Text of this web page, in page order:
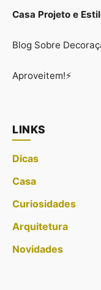
Casa Projeto e
Blog Sobre
Aproveitem!⚡
LINKS
Dicas
Casa
Curiosidades
Arquitetura
Novidades